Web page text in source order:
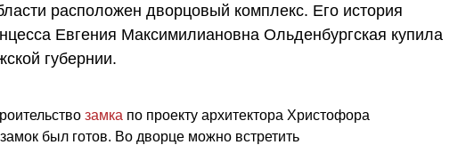
расположен дворцовый комплекс. Его история
Евгения Максимилиановна Ольденбургская купила
губернии.
замка по проекту архитектора Христофора
был готов. Во дворце можно встретить